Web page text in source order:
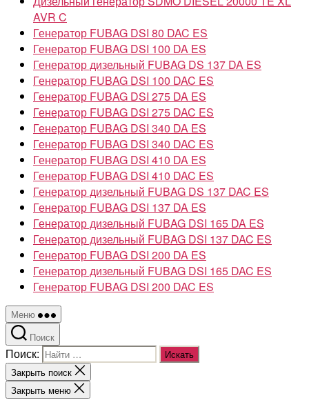
AVR C
Генератор FUBAG DSI 80 DAC ES
Генератор FUBAG DSI 100 DA ES
Генератор дизельный FUBAG DS 137 DA ES
Генератор FUBAG DSI 100 DAC ES
Генератор FUBAG DSI 275 DA ES
Генератор FUBAG DSI 275 DAC ES
Генератор FUBAG DSI 340 DA ES
Генератор FUBAG DSI 340 DAC ES
Генератор FUBAG DSI 410 DA ES
Генератор FUBAG DSI 410 DAC ES
Генератор дизельный FUBAG DS 137 DAC ES
Генератор FUBAG DSI 137 DA ES
Генератор дизельный FUBAG DSI 165 DA ES
Генератор дизельный FUBAG DSI 137 DAC ES
Генератор FUBAG DSI 200 DA ES
Генератор дизельный FUBAG DSI 165 DAC ES
Генератор FUBAG DSI 200 DAC ES
Меню
Поиск
Поиск:
Закрыть поиск
Закрыть меню